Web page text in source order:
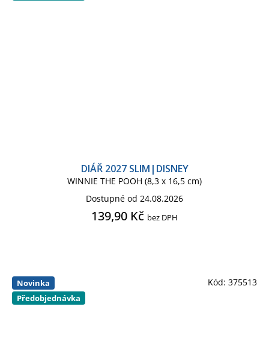
DIÁŘ 2027 SLIM|DISNEY
WINNIE THE POOH (8,3 x 16,5 cm)
Dostupné od 24.08.2026
139,90 Kč bez DPH
Novinka
Předobjednávka
Kód: 375513